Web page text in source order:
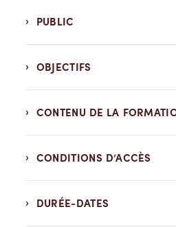
PUBLIC
OBJECTIFS
CONTENU DE LA
CONDITIONS D’ACCÈS
DURÉE-DATES